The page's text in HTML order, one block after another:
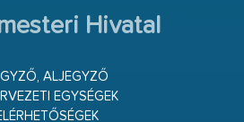
Hivatal
ALJEGYZŐ
EGYSÉGEK